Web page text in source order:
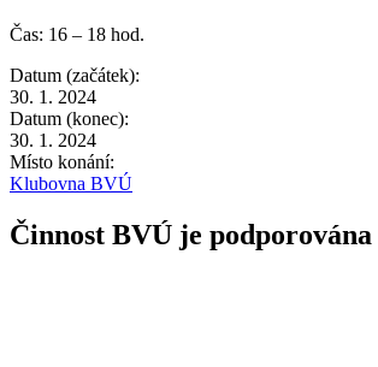
Čas: 16 – 18 hod.
Datum (začátek):
30. 1. 2024
Datum (konec):
30. 1. 2024
Místo konání:
Klubovna BVÚ
Činnost BVÚ je podporována